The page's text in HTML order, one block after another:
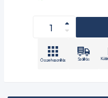
Összehasonlítás Szállítás